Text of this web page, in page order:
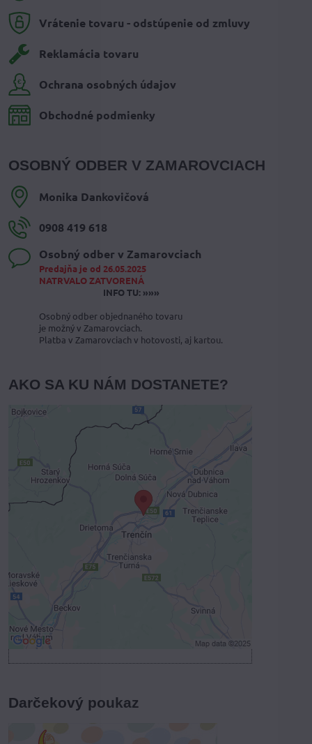
Vrátenie tovaru - odstúpenie od zmluvy
Reklamácia tovaru
Ochrana osobných údajov
Obchodné podmienky
OSOBNÝ ODBER V ZAMAROVCIACH
Monika Dankovičová
0908 419 618
Osobný odber v Zamarovciach
Predajňa je od 26.05.2025
NATRVALO ZATVORENÁ
INFO TU: »»»
Osobný odber objednaného tovaru
je možný v Zamarovciach.
Platba v Zamarovciach v hotovosti, aj kartou.
AKO SA KU NÁM DOSTANETE?
Externý obsah je blokovaný
Voľbami súkromia
Prajete si načítať externý obsah?
Povoliť tentokrát
Povoliť a zapamätať - súhlas s druhom
cookie: Funkčné
Darčekový poukaz